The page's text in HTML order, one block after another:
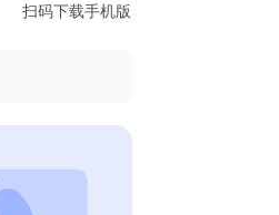
扫码下载手机版